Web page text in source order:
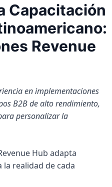
Capacitación
Revenue
en implementaciones
B2B de alto rendimiento,
personalizar la
Hub adapta
realidad de cada